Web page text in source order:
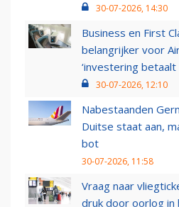
30-07-2026, 14:30
Business en First
belangrijker voor
‘investering betaalt
30-07-2026, 12:10
Nabestaanden
Duitse staat aan,
bot
30-07-2026, 11:58
Vraag naar
druk door oorlog